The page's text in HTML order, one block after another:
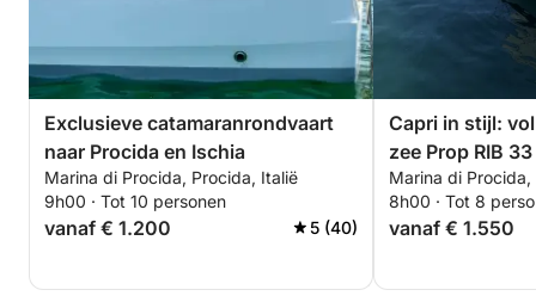
Exclusieve catamaranrondvaart
naar Procida en Ischia
Marina di Procida, Procida, Italië
9h00 · Tot 10 personen
vanaf € 1.200 5 (40)
Capri in stijl:
zee Prop RIB
- Pozzuoli -
Marina di
8h00 · Tot 8
vanaf € 1.550